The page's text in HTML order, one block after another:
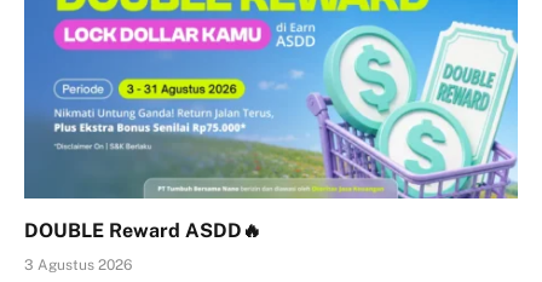
DOUBLE Reward ASDD🔥
3 Agustus 2026